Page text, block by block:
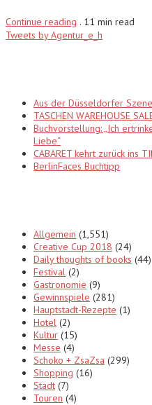
Continue reading . 11 min read
Tweets by Agentur_e_h
Aus der Düsseldorfer Szene
TASCHEN WAREHOUSE
Buchvorstellung: „Ich
Liebe“
CABARET kehrt zurück ins
BerlinFaces Buchtipp
Allgemein (1,551)
Creative Cup 2018 (24)
Daily thoughts of books (44)
Festival (2)
Gastronomie (9)
Gewinnspiele (281)
Hauptstadt-Rezepte (1)
Hotel (2)
Kultur (15)
Messe (4)
Schoko + ZsaZsa (299)
Shopping (16)
Stadt (7)
Touren (4)